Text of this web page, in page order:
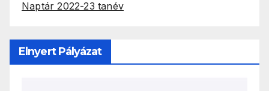
Naptár 2022-23 tanév
Elnyert Pályázat